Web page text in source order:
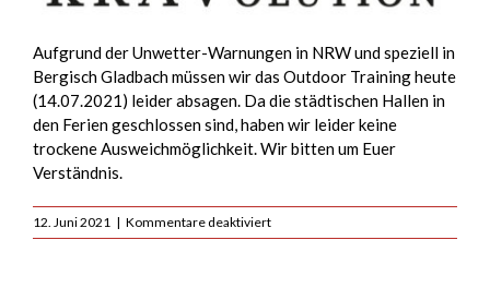
Aufgrund der Unwetter-Warnungen in NRW und speziell in
Bergisch Gladbach müssen wir das Outdoor Training heute
(14.07.2021) leider absagen. Da die städtischen Hallen in
den Ferien geschlossen sind, haben wir leider keine
trockene Ausweichmöglichkeit. Wir bitten um Euer
Verständnis.
12. Juni 2021 | Kommentare deaktiviertfür
Achtung